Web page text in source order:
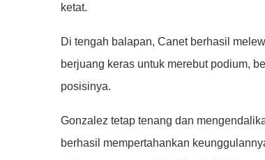
ketat.
Di tengah balapan, Canet berhasil
berjuang keras untuk merebut podium,
posisinya.
Gonzalez tetap tenang dan
berhasil mempertahankan